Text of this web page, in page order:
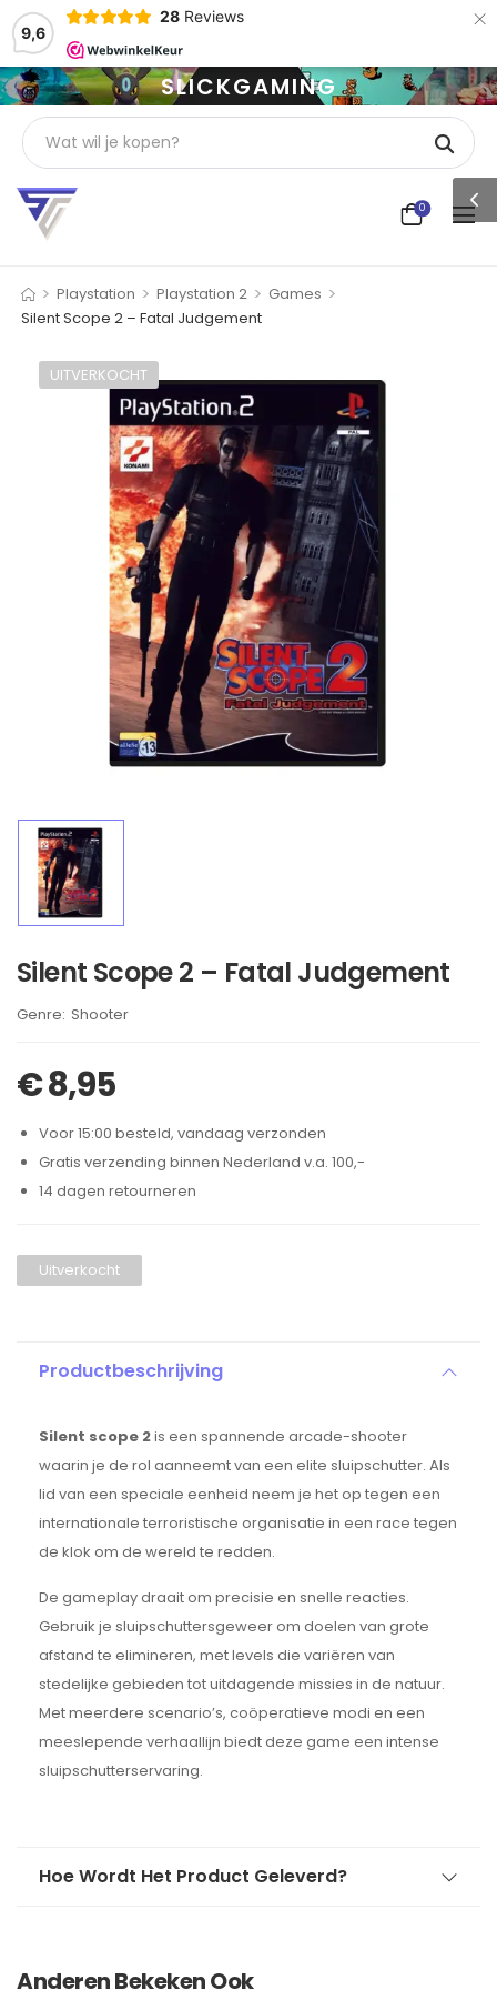
9,6
28 Reviews ×
SLICKGAMING
0
> Playstation > Playstation 2 > Games >
Silent Scope 2 – Fatal Judgement
UITVERKOCHT
Silent Scope 2 – Fatal Judgement
Brand:
Shooter
€8,95
Voor 15:00 besteld, vandaag verzonden
Gratis verzending binnen Nederland v.a. 100,-
14 dagen retourneren
Uitverkocht
Productbeschrijving
Silent scope 2is een spannende arcade-shooter
waarin je de rol aanneemt van een elite sluipschutter. Als
lid van een speciale eenheid neem je het op tegen een
internationale terroristische organisatie in een race tegen
de klok om de wereld te redden.
De gameplay draait om precisie en snelle reacties.
Gebruik je sluipschuttersgeweer om doelen van grote
afstand te elimineren, met levels die variëren van
stedelijke gebieden tot uitdagende missies in de natuur.
Met meerdere scenario’s, coöperatieve modi en een
meeslepende verhaallijn biedt deze game een intense
sluipschutterservaring.
Hoe Wordt Het Product Geleverd?
Anderen Bekeken Ook